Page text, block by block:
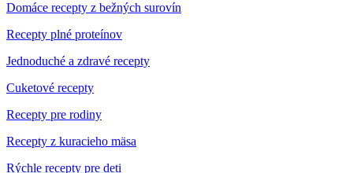
Domáce recepty z bežných surovín
Recepty plné proteínov
Jednoduché a zdravé recepty
Cuketové recepty
Recepty pre rodiny
Recepty z kuracieho mäsa
Rýchle recepty pre deti